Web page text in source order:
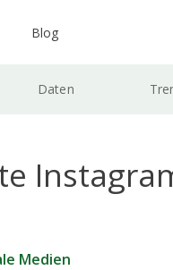
Blog
Daten
Medien